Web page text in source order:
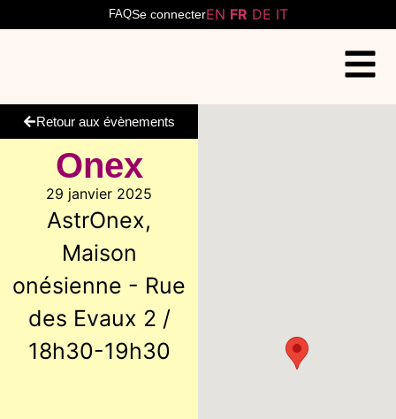
EN FR DE IT
FAQSe connecter
Retour aux évènements
Onex
29 janvier 2025
AstrOnex,
Maison
onésienne - Rue
des Evaux 2 /
18h30-19h30